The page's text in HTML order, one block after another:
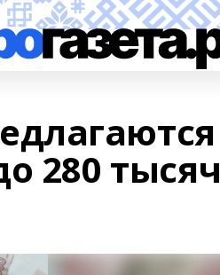
280 тысяч